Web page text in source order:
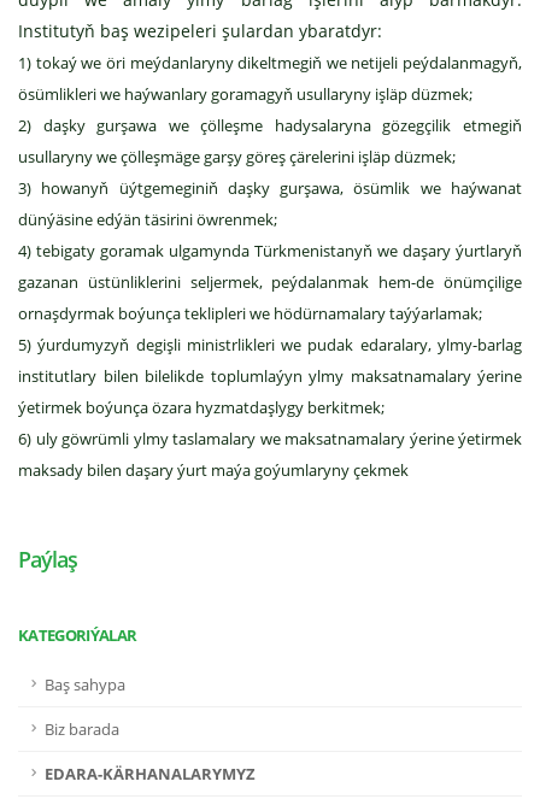
Institutyň baş wezipeleri şulardan ybaratdyr:
1) tokaý we öri meýdanlaryny dikeltmegiň we netijeli peýdalanmagyň,
ösümlikleri we haýwanlary goramagyň usullaryny işläp düzmek;
2) daşky gurşawa we çölleşme hadysalaryna gözegçilik etmegiň
usullaryny we çölleşmäge garşy göreş çärelerini işläp düzmek;
3) howanyň üýtgemeginiň daşky gurşawa, ösümlik we haýwanat
dünýäsine edýän täsirini öwrenmek;
4) tebigaty goramak ulgamynda Türkmenistanyň we daşary ýurtlaryň
gazanan üstünliklerini seljermek, peýdalanmak hem-de önümçilige
ornaşdyrmak boýunça teklipleri we hödürnamalary taýýarlamak;
5) ýurdumyzyň degişli ministrlikleri we pudak edaralary, ylmy-barlag
institutlary bilen bilelikde toplumlaýyn ylmy maksatnamalary ýerine
ýetirmek boýunça özara hyzmatdaşlygy berkitmek;
6) uly göwrümli ylmy taslamalary we maksatnamalary ýerine ýetirmek
maksady bilen daşary ýurt maýa goýumlaryny çekmek
Paýlaş
KATEGORIÝALAR
Baş sahypa
Biz barada
EDARA-KÄRHANALARYMYZ